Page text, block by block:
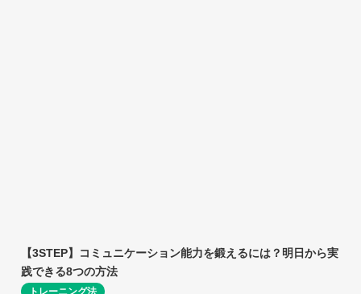
【3STEP】コミュニケーション能力を鍛えるには？明日から実
践できる8つの方法
トレーニング法